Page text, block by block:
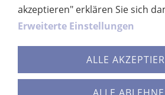
IMPRESSUM
akzeptieren" erklären Sie sich
Erweiterte Einstellungen
ALLE